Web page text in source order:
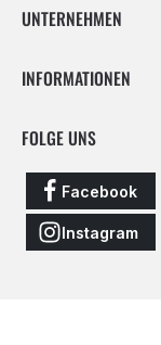
UNTERNEHMEN
INFORMATIONEN
FOLGE UNS
Facebook
Instagram